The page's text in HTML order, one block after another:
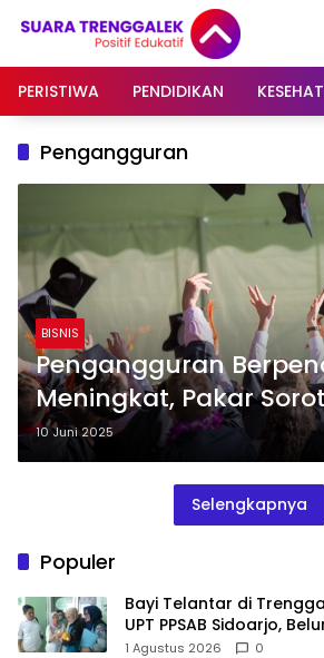
PERISTIWA
PENDIDIKAN
Pengangguran
BISNIS
Pengangguran
Meningkat, Pakar
Konektivitas
Industri
10 Juni 2025
Selengkapnya
Populer
Bayi Telantar di
UPT PPSAB Sidoarjo,
Diadopsi
1 Agustus 2026 0